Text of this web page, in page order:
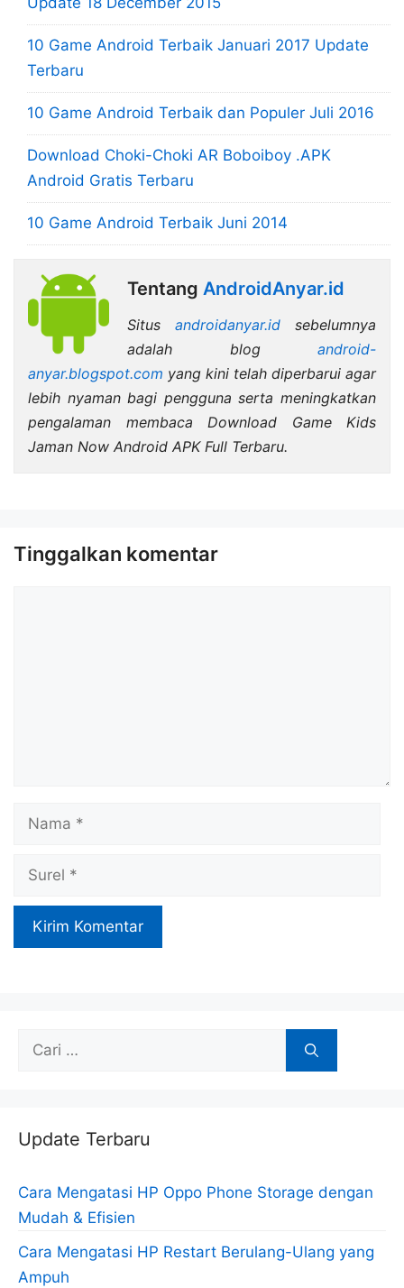
10 Game Android Terbaik Januari 2017 Update
Terbaru
10 Game Android Terbaik dan Populer Juli 2016
Download Choki-Choki AR Boboiboy .APK
Android Gratis Terbaru
10 Game Android Terbaik Juni 2014
Tentang AndroidAnyar.id
Situs androidanyar.id sebelumnya
adalah blog android-
anyar.blogspot.com yang kini telah diperbarui agar
lebih nyaman bagi pengguna serta meningkatkan
pengalaman membaca Download Game Kids
Jaman Now Android APK Full Terbaru.
Tinggalkan komentar
Nama
Surel
Cari
Update Terbaru
Cara Mengatasi HP Oppo Phone Storage dengan
Mudah & Efisien
Cara Mengatasi HP Restart Berulang-Ulang yang
Ampuh